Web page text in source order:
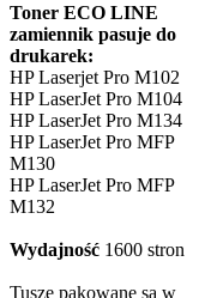
Toner ECO LINE
zamiennik pasuje do
drukarek:
HP Laserjet Pro M102
HP LaserJet Pro M104
HP LaserJet Pro M134
HP LaserJet Pro MFP
M130
HP LaserJet Pro MFP
M132
Wydajność 1600 stron
Tusze pakowane są w